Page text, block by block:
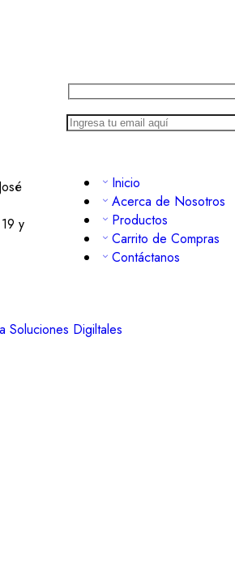
y
Inicio
Acerca de Nosotros
Productos
Carrito de Compras
Contáctanos
Soluciones Digiltales